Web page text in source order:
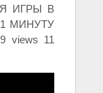
ИГРЫ В
МИНУТУ
views 11